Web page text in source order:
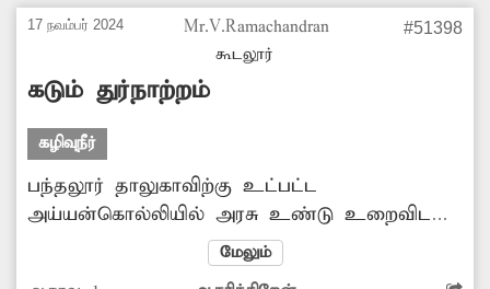
பயன்படுத்த முடியாத நிலை உள்ளது. எனவே
அங்கு சாக்கடை நீர் செல்வதை தடுக்க
சம்பந்தப்பட்ட நகராட்சி நிர்வாகம் ஆவன செய்ய
வேண்டும்.
17 நவம்பர் 2024
Mr.V.Ramachandran
கூடலூர்
#51398
கடும் துர்நாற்றம்
கழிவுநீர்
பந்தலூர் தாலுகாவிற்கு உட்பட்ட
அய்யன்கொல்லியில் அரசு உண்டு உறைவிட
பள்ளி உள்ளது. இந்த பள்ளி அருகே
ஏராளமான கடைகள் உள்ளன. இந்த கடைகளை
மேலும்